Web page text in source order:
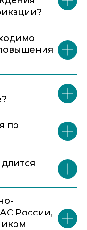
по
России,